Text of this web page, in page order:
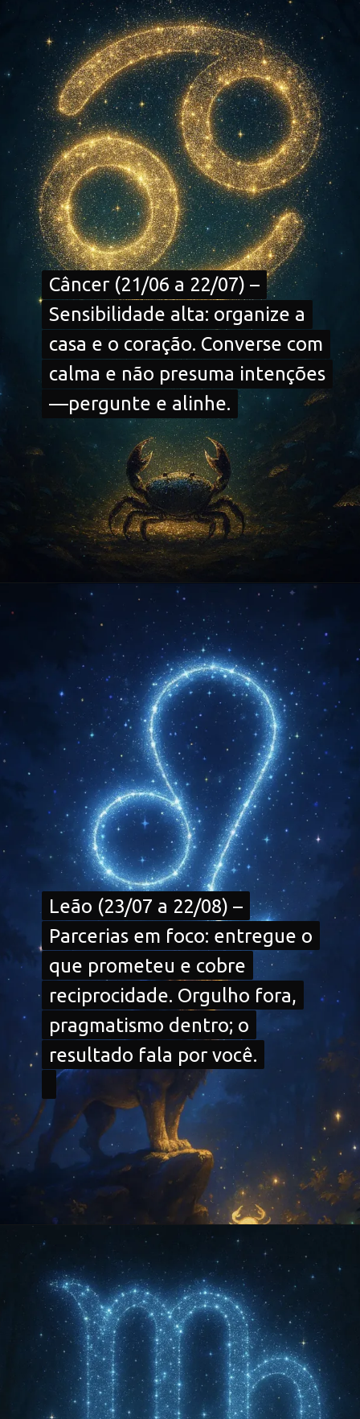
Câncer (21/06 a 22/07) –
Sensibilidade alta: organize a
casa e o coração. Converse com
calma e não presuma intenções
—pergunte e alinhe.
Câncer (21/06 a 22/07) –
Sensibilidade alta: organize a
casa e o coração. Converse com
calma e não presuma intenções
—pergunte e alinhe.
https://falaregional.com.br/?s=hor%C3%B3scopo
Leão (23/07 a 22/08) –
Parcerias em foco: entregue o
que prometeu e cobre
reciprocidade. Orgulho fora,
pragmatismo dentro; o
resultado fala por você.
Leão (23/07 a 22/08) –
Parcerias em foco: entregue o
que prometeu e cobre
reciprocidade. Orgulho fora,
pragmatismo dentro; o
resultado fala por você.
Opening https://falaregional.com.br/?s=hor%C3%B3scopo